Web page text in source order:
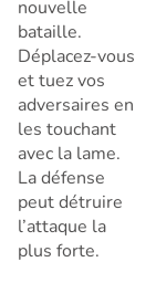
nouvelle
bataille.
Déplacez-vous
et tuez vos
adversaires en
les touchant
avec la lame.
La défense
peut détruire
l’attaque la
plus forte.